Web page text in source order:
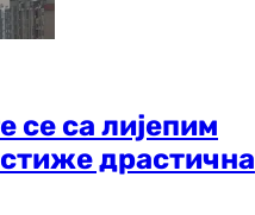
се са лијепим
драстична